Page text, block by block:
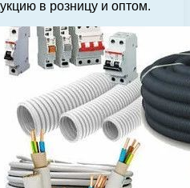
в розницу и оптом.